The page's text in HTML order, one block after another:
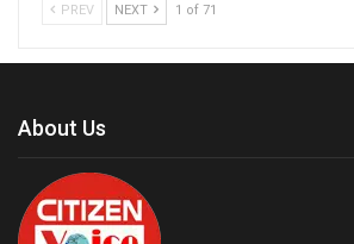
PREV NEXT 1 of 71
About Us